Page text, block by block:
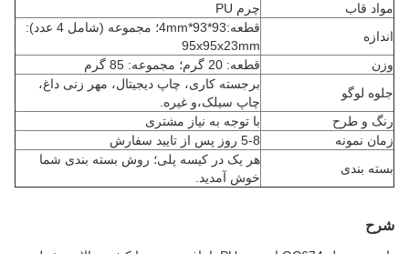
مواد قاب
چرم PU
اندازه
قطعه:93*93*4mm؛ مجموعه (شامل 4 عدد):
95x95x23mm
وزن
قطعه: 20 گرم؛ مجموعه: 85 گرم
جلوه لوگو
برجسته کاری، چاپ دیجیتال، مهر زنی داغ،
چاپ سیلک،و غیره.
رنگ و طرح
با توجه به نیاز مشتری
زمان نمونه
5-8 روز پس از تایید سفارش
بسته بندی
هر یک در کیسه پلی؛ روش بسته بندی شما
خوش آمدید.
شرح